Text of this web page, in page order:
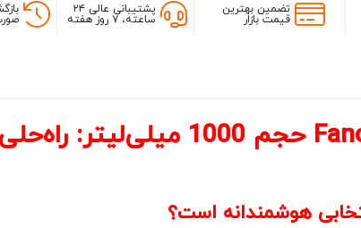
تضمین بهترین
قیمت بازار
پشتیبانی عالی ۲۴
ساعته، ۷ روز هفته
حجم 1000
هوشمندانه است؟